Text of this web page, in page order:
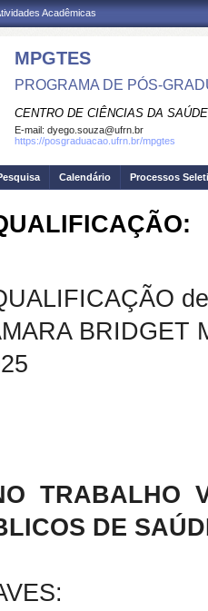
Acadêmicas
MPGTES
PROGRAMA DE PÓS-
CENTRO DE CIÊNCIAS DA SAÚDE
E-mail: dyego.souza@ufrn.br
https://posgraduacao.ufrn.br/mpgtes
Calendário Processos
BRIDGET
TRABALHO
DE